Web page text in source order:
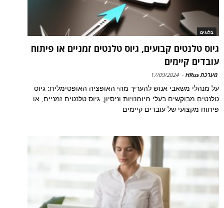
בלוגים
גיוס טלנטים קבועים, גיוס טלנטים זמניים או פיתוח
עובדים קיימים
מערכת HRus -
17/09/2024
על מנהלי משאבי אנוש להעריך מהי האופציה האופטימלית: גיוס
טלנטים מבוקשים בעלי מיומנויות וניסיון, גיוס טלנטים זמניים, או
פיתוח מקצועי של עובדים קיימים